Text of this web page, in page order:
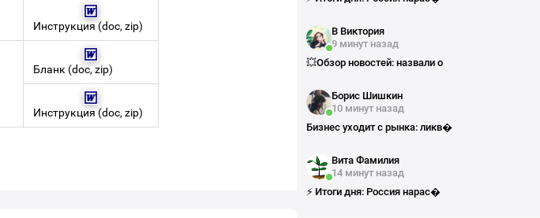
Инструкция (doc, zip)
Бланк (doc, zip)
Инструкция (doc, zip)
В Виктория
9 минут назад
💥Обзор новостей: назвали о
Борис Шишкин
10 минут назад
Бизнес уходит с рынка: ликв�
Вита Фамилия
14 минут назад
⚡️ Итоги дня: Россия нарас�